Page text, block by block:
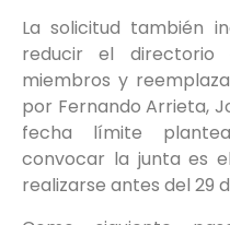
La solicitud también
reducir el
miembros y
por Fernando Arrieta,
fecha límite
convocar la junta es
realizarse antes del 29